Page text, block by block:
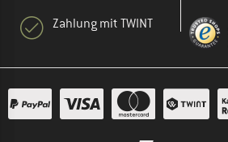
Zahlung mit TWINT